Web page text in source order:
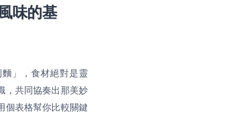
味的基
」，食材絕對是靈
，共同協奏出那美妙
個表格幫你比較關鍵